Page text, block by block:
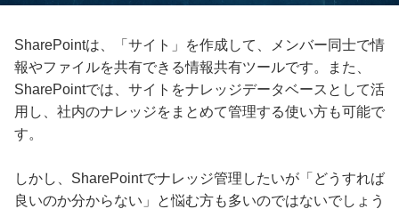
SharePointは、「サイト」を作成して、メンバー同士で情
報やファイルを共有できる情報共有ツールです。また、
SharePointでは、サイトをナレッジデータベースとして活
用し、社内のナレッジをまとめて管理する使い方も可能で
す。
しかし、SharePointでナレッジ管理したいが「どうすれば
良いのか分からない」と悩む方も多いのではないでしょう